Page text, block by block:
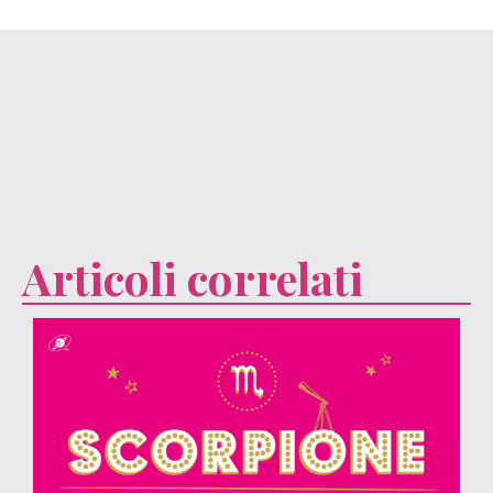
Articoli correlati